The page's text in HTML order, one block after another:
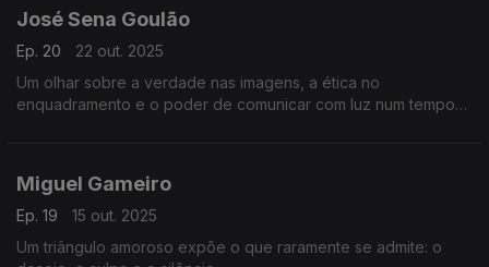
José Sena Goulão
Ep. 20
22 out. 2025
Um olhar sobre a verdade nas imagens, a ética no
enquadramento e o poder de comunicar com luz num tempo
Miguel Gameiro
Ep. 19
15 out. 2025
Um triângulo amoroso expõe o que raramente se admite: o